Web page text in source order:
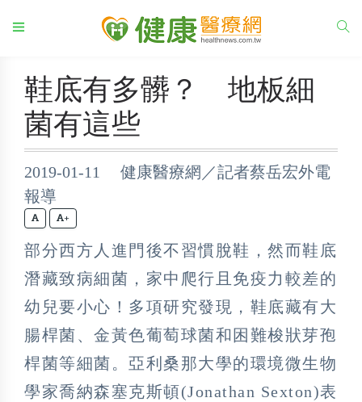
鞋底有多髒？ 地板細
菌有這些
2019-01-11 健康醫療網／記者蔡岳宏外電
報導
+
部分西方人進門後不習慣脫鞋，然而鞋底
潛藏致病細菌，家中爬行且免疫力較差的
幼兒要小心！多項研究發現，鞋底藏有大
腸桿菌、金黃色葡萄球菌和困難梭狀芽孢
桿菌等細菌。亞利桑那大學的環境微生物
學家喬納森塞克斯頓(Jonathan Sexton)表